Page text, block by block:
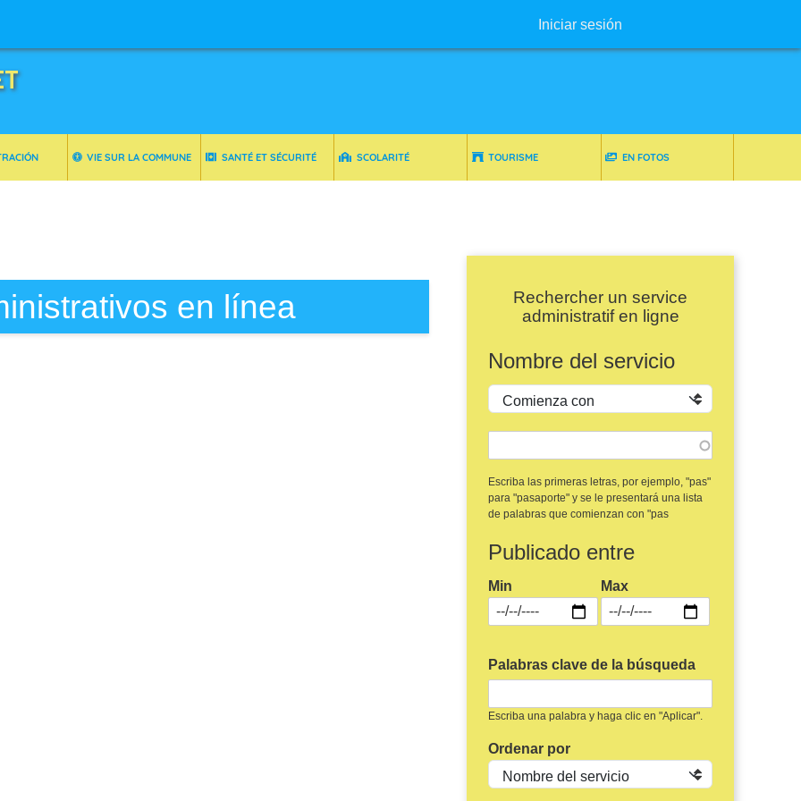
Iniciar sesión
VIE SUR LA COMMUNE SANTÉ ET SÉCURITÉ SCOLARITÉ TOURISME EN FOTOS
en línea
Rechercher un service
administratif en ligne
Nombre del servicio
Operador
Escriba las primeras letras, por ejemplo, "pas"
para "pasaporte" y se le presentará una lista
de palabras que comienzan con "pas
Publicado entre
Min Max
Palabras clave de la búsqueda
Escriba una palabra y haga clic en "Aplicar".
Ordenar por